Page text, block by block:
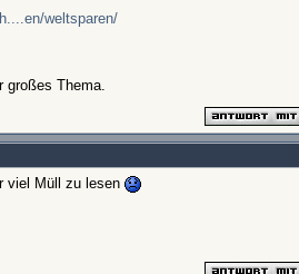
weltsparen/
großes Thema.
viel Müll zu lesen